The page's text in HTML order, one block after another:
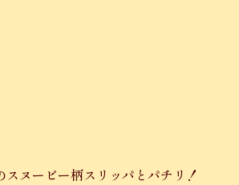
ヌーピー柄スリッパとパチリ！